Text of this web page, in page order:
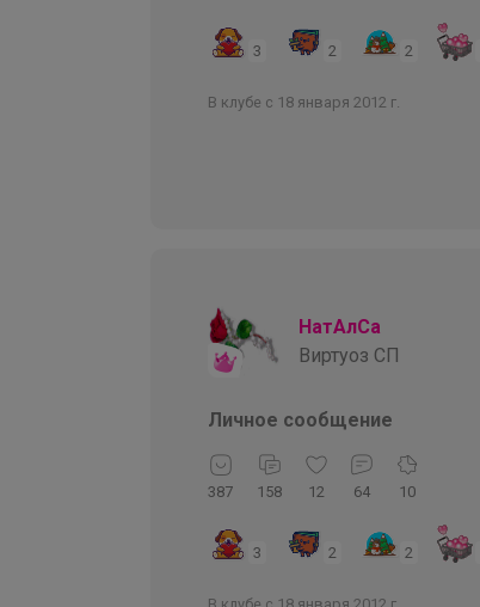
3 2 2
В клубе с 18 января 2012 г.
НатАлСа
Виртуоз СП
Личное сообщение
387 158 12 64 10
3 2 2